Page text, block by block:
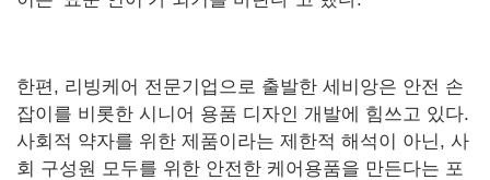
한편, 리빙케어 전문기업으로 출발한 세비앙은 안전 손
잡이를 비롯한 시니어 용품 디자인 개발에 힘쓰고 있다.
사회적 약자를 위한 제품이라는 제한적 해석이 아닌, 사
회 구성원 모두를 위한 안전한 케어용품을 만든다는 포